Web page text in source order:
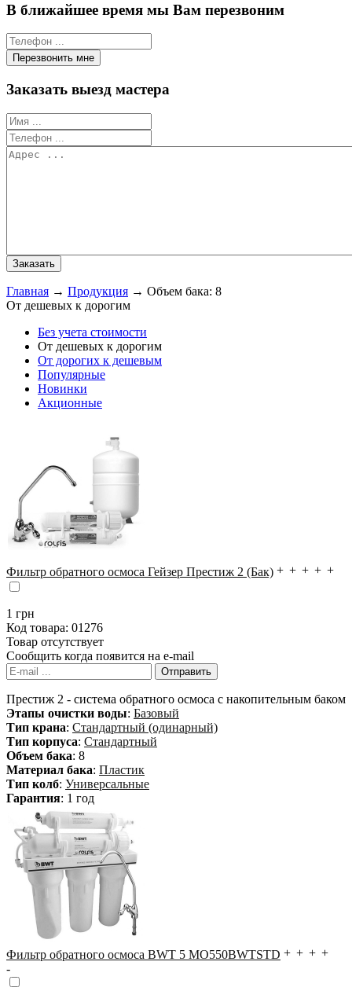
В ближайшее время мы Вам перезвоним
Заказать выезд мастера
Главная → Продукция → Объем бака: 8
От дешевых к дорогим
Без учета стоимости
От дешевых к дорогим
От дорогих к дешевым
Популярные
Новинки
Акционные
Фильтр обратного осмоса Гейзер Престиж 2 (Бак)
1 грн
Код товара: 01276
Товар отсутствует
Сообщить когда появится на e-mail
Престиж 2 - система обратного осмоса с накопительным баком
Этапы очистки воды: Базовый
Тип крана: Стандартный (одинарный)
Тип корпуса: Стандартный
Объем бака: 8
Материал бака: Пластик
Тип колб: Универсальные
Гарантия: 1 год
Фильтр обратного осмоса BWT 5 MO550BWTSTD